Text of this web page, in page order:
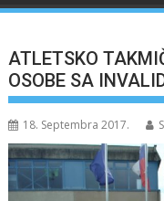
ATLETSKO
OSOBE SA
18. Septembra 2017.